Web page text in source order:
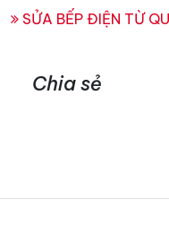
SỬA BẾP ĐIỆN TỪ
Chia sẻ